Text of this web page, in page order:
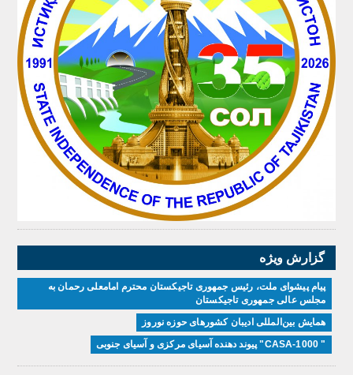
گزارش ویژه
پیام پیشوای ملت، رئیس جمهوری تاجیکستان محترم امامعلی رحمان به
مجلس عالی جمهوری تاجیکستان
همایش بین‌المللی ادیبان کشور‌های حوزه نوروز
" CASA-1000" پیوند دهنده آسیای مرکزی و آسیای جنوبی